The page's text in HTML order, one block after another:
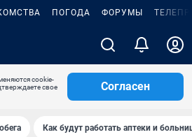
ПОГОДА ФОРУМЫ
cookie-
свое
Согласен
Как будут работать аптеки и